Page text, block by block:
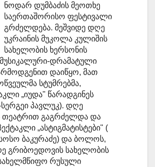
ნოდარ დუმბაძის მეოთხე
საერთაშორისო ფესტივალი
გრძელდება. მეშვიდე დღე
უკრაინის მუკოლა კულიშის
სახელობის ხერსონის
დრამატული
დაიწყო, მათ
სტუმრებმა,
„იუდა" წარადგინეს
პავლუკ). დღე
თეატრით გაგრძელდა და
„ასტიგმატისტები" (
ბაკურაძე) და ბოლოს,
გრიბოედოვის სახელობის
რუსული